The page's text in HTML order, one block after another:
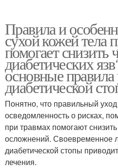
Правила и
сухой кожей тела
помогает снизить
диабетических
основные правила
диабетической
Понятно, что правильный
осведомленность о рисках,
при травмах помогают
осложнений. Своевременное
диабетической стопы
лечения.